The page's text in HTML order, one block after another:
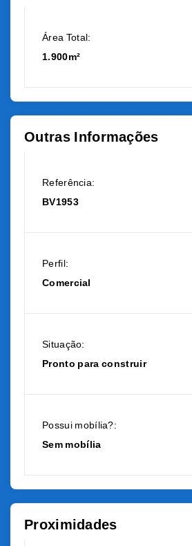
Área Total:
1.900m²
Outras Informações
Referência:
BV1953
Perfil:
Comercial
Situação:
Pronto para construir
Possui mobília?:
Sem mobília
Proximidades